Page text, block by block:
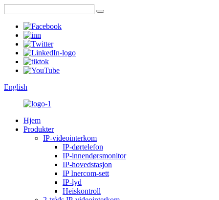
English
Hjem
Produkter
IP-videointerkom
IP-dørtelefon
IP-innendørsmonitor
IP-hovedstasjon
IP Inercom-sett
IP-lyd
Heiskontroll